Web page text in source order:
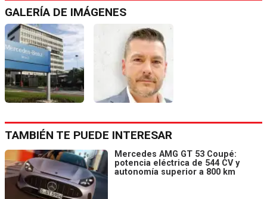
GALERÍA DE IMÁGENES
TAMBIÉN TE PUEDE INTERESAR
Mercedes AMG GT 53 Coupé:
potencia eléctrica de 544 CV y
autonomía superior a 800 km